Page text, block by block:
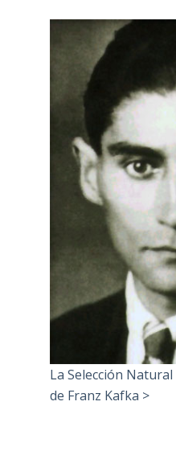
La Selección
de Franz Kafka >